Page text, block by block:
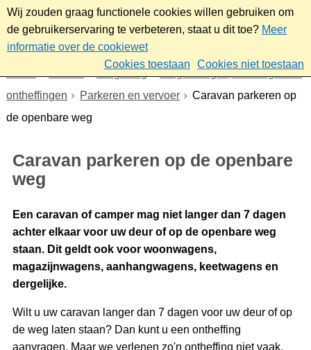
Wij zouden graag functionele cookies willen gebruiken om
de gebruikerservaring te verbeteren, staat u dit toe? Meer
informatie over de cookiewet
Cookies toestaan
Cookies niet toestaan
Omgeving
Vergunningen, meldingen en
ontheffingen
Parkeren en vervoer
Caravan parkeren op
de openbare weg
Caravan parkeren op de openbare
weg
Een caravan of camper mag niet langer dan 7 dagen
achter elkaar voor uw deur of op de openbare weg
staan. Dit geldt ook voor woonwagens,
magazijnwagens, aanhangwagens, keetwagens en
dergelijke.
Wilt u uw caravan langer dan 7 dagen voor uw deur of op
de weg laten staan? Dan kunt u een ontheffing
aanvragen. Maar we verlenen zo'n ontheffing niet vaak.